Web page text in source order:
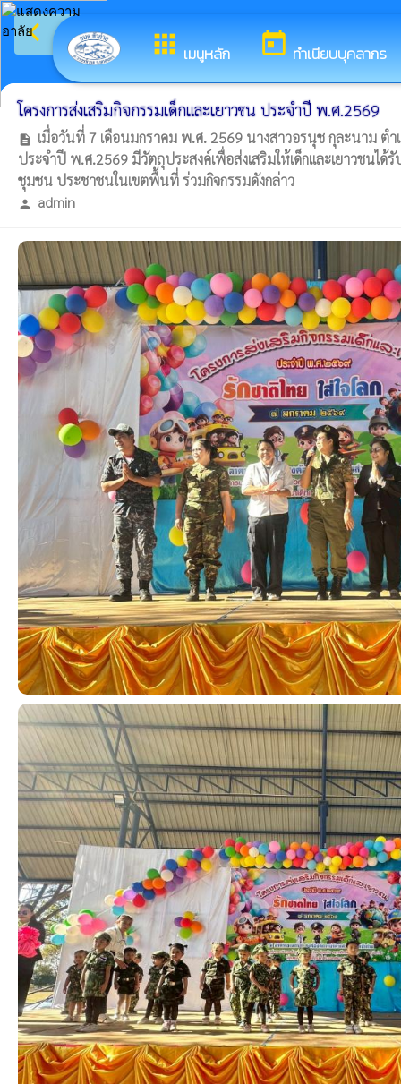
appsเมนูหลัก todayทำเนียบบุคลากร
arrow_back_ios กลับเมนูหลัก
โครงการส่งเสริมกิจกรรมเด็กและเยาวชน ประจำปี พ.ศ.2569
description เมื่อวันที่ 7 เดือนมกราคม พ.ศ. 2569 นางสาวอรนุช กุละนาม ต
ประจำปี พ.ศ.2569 มีวัตถุประสงค์เพื่อส่งเสริมให้เด็กและเยาวชน
ชุมชน ประชาชนในเขตพื้นที่ ร่วมกิจกรรมดังกล่าว
person admin